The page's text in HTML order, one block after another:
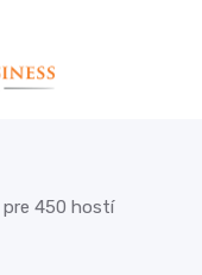
pre 450 hostí